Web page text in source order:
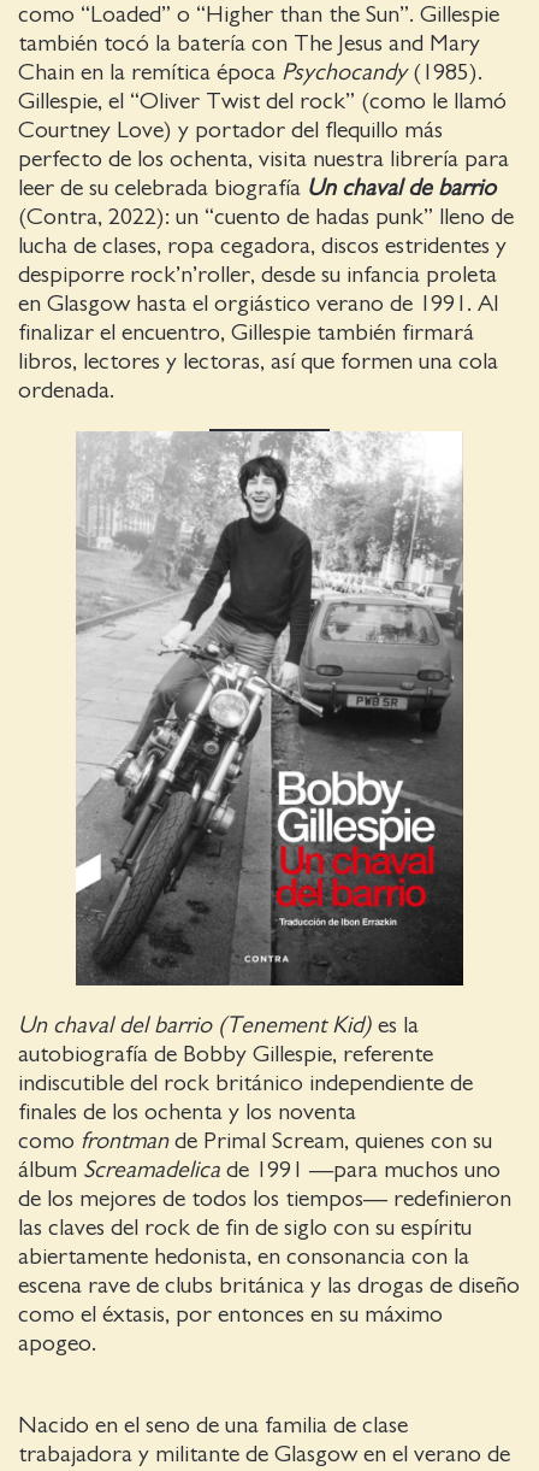
como “Loaded” o “Higher than the Sun”. Gillespie
también tocó la batería con The Jesus and Mary
Chain en la remítica época Psychocandy(1985).
Gillespie, el “Oliver Twist del rock” (como le llamó
Courtney Love) y portador del flequillo más
perfecto de los ochenta, visita nuestra librería para
leer de su celebrada biografía Un chaval de barrio
(Contra, 2022): un “cuento de hadas punk” lleno de
lucha de clases, ropa cegadora, discos estridentes y
despiporre rock’n’roller, desde su infancia proleta
en Glasgow hasta el orgiástico verano de 1991. Al
finalizar el encuentro, Gillespie también firmará
libros, lectores y lectoras, así que formen una cola
ordenada.
Un chaval del barrio (Tenement Kid) es la
autobiografía de Bobby Gillespie, referente
indiscutible del rock británico independiente de
finales de los ochenta y los noventa
como frontmande Primal Scream, quienes con su
álbum Screamadelica de 1991 —para muchos uno
de los mejores de todos los tiempos— redefinieron
las claves del rock de fin de siglo con su espíritu
abiertamente hedonista, en consonancia con la
escena rave de clubs británica y las drogas de diseño
como el éxtasis, por entonces en su máximo
apogeo.
Nacido en el seno de una familia de clase
trabajadora y militante de Glasgow en el verano de